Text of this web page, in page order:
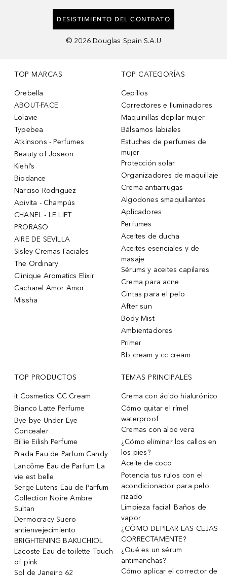
DESISTIMIENTO DEL CONTRATO
© 2026 Douglas Spain S.A.U
TOP MARCAS
Orebella
ABOUT-FACE
Lolavie
Typebea
Atkinsons - Perfumes
Beauty of Joseon
Kiehl’s
Biodance
Narciso Rodriguez
Apivita - Champús
CHANEL - LE LIFT
PRORASO
AIRE DE SEVILLA
Sisley Cremas Faciales
The Ordinary
Clinique Aromatics Elixir
Cacharel Amor Amor
Missha
TOP CATEGORÍAS
Cepillos
Correctores e Iluminadores
Maquinillas depilar mujer
Bálsamos labiales
Estuches de perfumes de
mujer
Protección solar
Organizadores de maquillaje
Crema antiarrugas
Algodones smaquillantes
Aplicadores
Perfumes
Aceites de ducha
Aceites esenciales y de
masaje
Sérums y aceites capilares
Crema para acne
Cintas para el pelo
After sun
Body Mist
Ambientadores
Primer
Bb cream y cc cream
TOP PRODUCTOS
it Cosmetics CC Cream
Bianco Latte Perfume
Bye bye Under Eye
Concealer
Billie Eilish Perfume
Prada Eau de Parfum Candy
Lancôme Eau de Parfum La
vie est belle
Serge Lutens Eau de Parfum
Collection Noire Ambre
Sultan
Dermocracy Suero
antienvejecimiento
BRIGHTENING BAKUCHIOL
Lacoste Eau de toilette Touch
of pink
Sol de Janeiro 62
TEMAS PRINCIPALES
Crema con ácido hialurónico
Cómo quitar el rímel
waterproof
Cremas con aloe vera
¿Cómo eliminar los callos en
los pies?
Aceite de coco
Potencia tus rulos con el
acondicionador para pelo
rizado
Limpieza facial: Baños de
vapor
¿CÓMO DEPILAR LAS CEJAS
CORRECTAMENTE?
¿Qué es un sérum
antimanchas?
Cómo aplicar el corrector de